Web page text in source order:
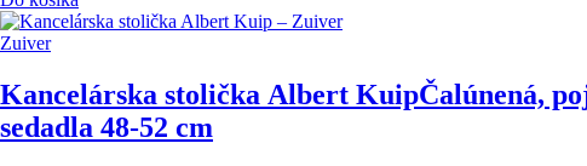
Zuiver
Kancelárska stolička Albert KuipČalúnená,
sedadla 48-52 cm